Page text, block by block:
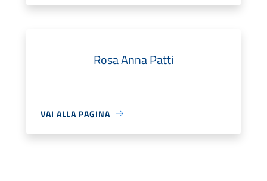
Rosa Anna Patti
VAI ALLA PAGINA